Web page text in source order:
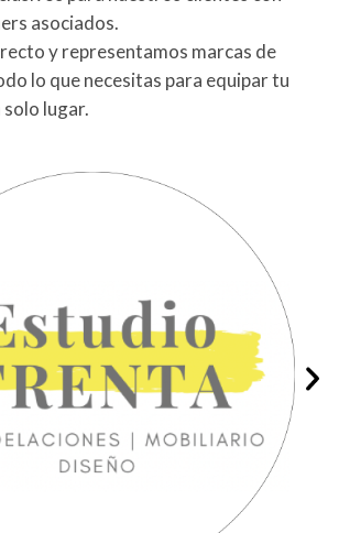
asociados.
y representamos marcas de
lo que necesitas para equipar tu
lugar.